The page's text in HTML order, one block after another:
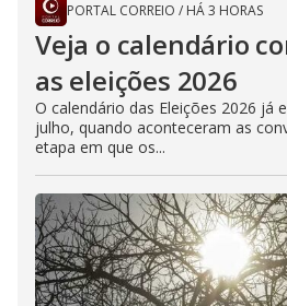
PORTAL CORREIO / HÁ 3 HORAS
Veja o calendário
as eleições 2026
O calendário das Eleições 2026 já
julho, quando aconteceram as
etapa em que os...